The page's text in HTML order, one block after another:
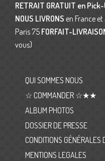
RETRAIT GRATUIT en
NOUS LIVRONS en France et
Paris 75 FORFAIT-
vous)
QUI SOMMES NOUS
☆ COMMANDER ☆★★
ALBUM PHOTOS
DOSSIER DE PRESSE
CONDITIONS GÉNÉRALES
MENTIONS LEGALES